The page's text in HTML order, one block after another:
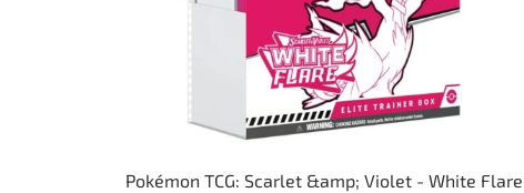
Pokémon TCG: Scarlet &amp; Violet - White Flare